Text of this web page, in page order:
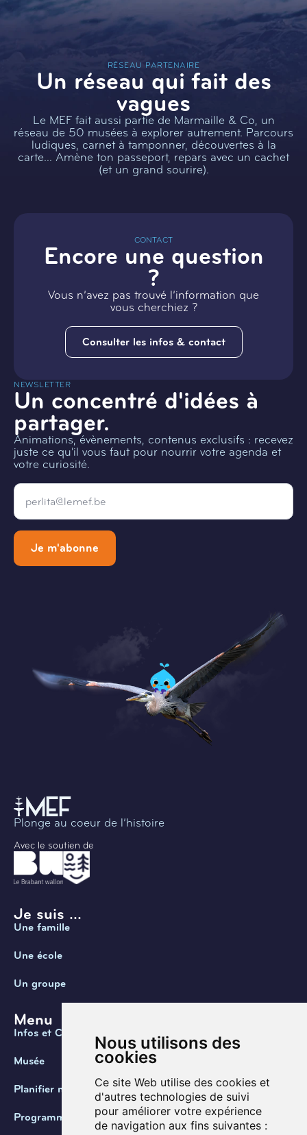
Nous utilisons des
cookies
Ce site Web utilise des cookies et
d'autres technologies de suivi
pour améliorer votre expérience
de navigation aux fins suivantes :
RÉSEAU PARTENAIRE
Un réseau qui fait des
vagues
Le MEF fait aussi partie de Marmaille & Co, un
réseau de 50 musées à explorer autrement. Parcours
ludiques, carnet à tamponner, découvertes à la
carte… Amène ton passeport, repars avec un cachet
(et un grand sourire).
CONTACT
Encore une question
?
Vous n’avez pas trouvé l’information que
vous cherchiez ?
Consulter les infos & contact
NEWSLETTER
Un concentré d'idées à
partager.
Animations, évènements, contenus exclusifs : recevez
juste ce qu'il vous faut pour nourrir votre agenda et
votre curiosité.
Email
Je m'abonne
Plonge au coeur de l’histoire
Avec le soutien de
Je suis ...
Une famille
Une école
Un groupe
Menu
Infos et Contact
Musée
Planifier ma visite
Programmation